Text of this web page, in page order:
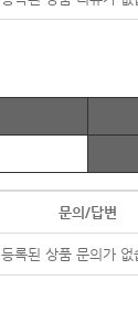
문의/답변
등록된 상품 문의가 없